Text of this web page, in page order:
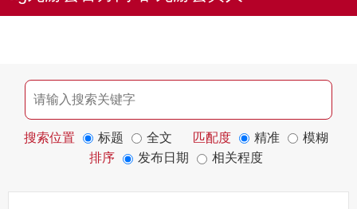
航
搜索位置 标题 全文 匹配度 精准
模糊
排序
发布日期 相关程度